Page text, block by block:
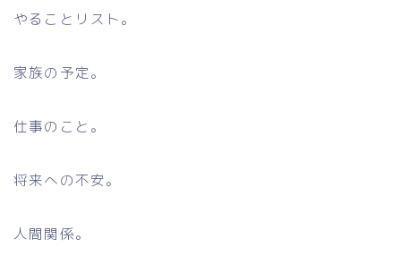
やることリスト。
家族の予定。
仕事のこと。
将来への不安。
人間関係。